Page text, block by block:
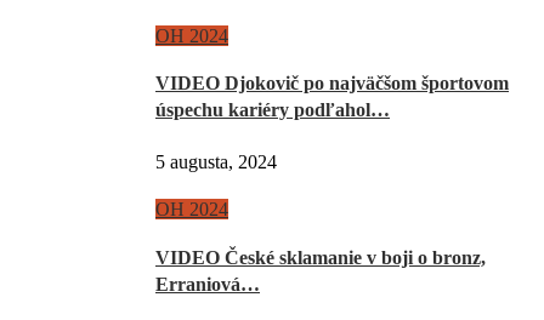
OH 2024
VIDEO Djokovič po najväčšom športovom
úspechu kariéry podľahol…
5 augusta, 2024
OH 2024
VIDEO České sklamanie v boji o bronz,
Erraniová…